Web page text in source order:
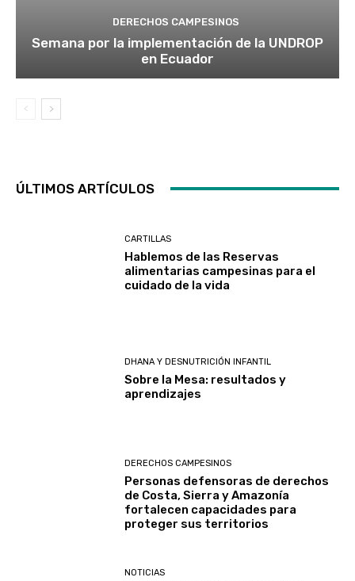
DERECHOS CAMPESINOS
Semana por la implementación de la UNDROP
en Ecuador
ÚLTIMOS ARTÍCULOS
CARTILLAS
Hablemos de las Reservas
alimentarias campesinas para el
cuidado de la vida
DHANA Y DESNUTRICIÓN INFANTIL
Sobre la Mesa: resultados y
aprendizajes
DERECHOS CAMPESINOS
Personas defensoras de derechos
de Costa, Sierra y Amazonía
fortalecen capacidades para
proteger sus territorios
NOTICIAS